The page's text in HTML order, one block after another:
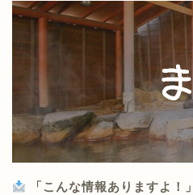
「こんな情報ありますよ！